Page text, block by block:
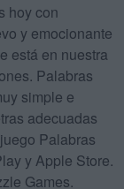
hoy con
y emocionante
está en nuestra
Palabras
simple e
adecuadas
Palabras
y Apple Store.
Games.